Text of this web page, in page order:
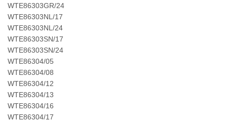
WTE86303GR/24
WTE86303NL/17
WTE86303NL/24
WTE86303SN/17
WTE86303SN/24
WTE86304/05
WTE86304/08
WTE86304/12
WTE86304/13
WTE86304/16
WTE86304/17